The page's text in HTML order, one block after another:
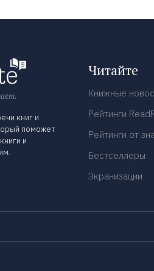
книг и
поможет
и
Читайте
Книжные
Рейтинги
Рейтинги от
Бестселлеры
Экранизации